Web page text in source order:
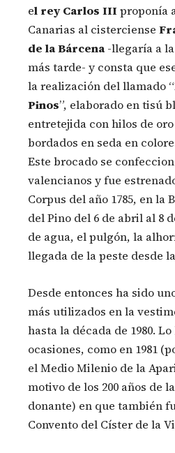
el rey Carlos III proponía
Canarias al cisterciense
de la Bárcena -llegaría a
más tarde- y consta que
la realización del llamado “
Pinos”, elaborado en tisú
entretejida con hilos de
bordados en seda en
Este brocado se
valencianos y fue
Corpus del año 1785, en la
del Pino del 6 de abril al 8
de agua, el pulgón, la
llegada de la peste desde
Desde entonces ha sido
más utilizados en la
hasta la década de 1980.
ocasiones, como en 1981
el Medio Milenio de la
motivo de los 200 años de
donante) en que también
Convento del Císter de la